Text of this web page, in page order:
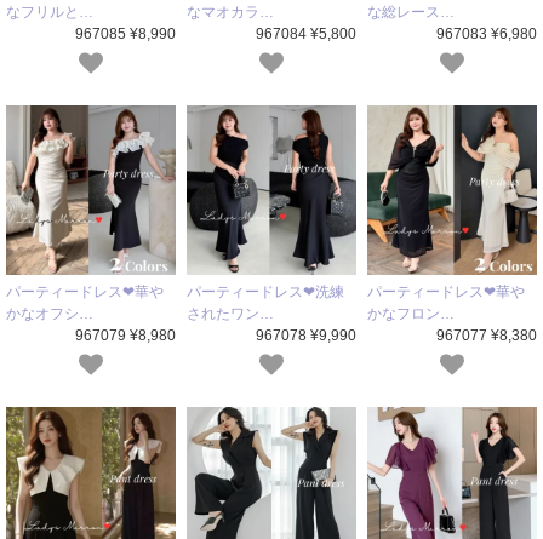
なフリルと…
967085 ¥8,990
なマオカラ…
967084 ¥5,800
な総レース…
967083 ¥6,980
パーティードレス❤華や
かなオフシ…
967079 ¥8,980
パーティードレス❤洗練
されたワン…
967078 ¥9,990
パーティードレス❤華や
かなフロン…
967077 ¥8,380